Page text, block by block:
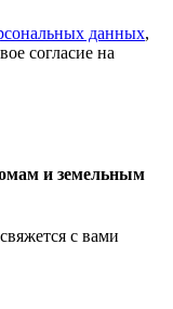
данных,
согласие на
и земельным
с вами